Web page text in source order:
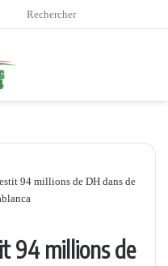
94 millions de DH dans de
94 millions de